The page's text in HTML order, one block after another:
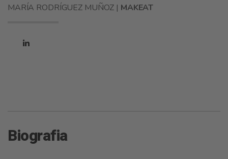
MARÍA RODRÍGUEZ MUÑOZ | MAKEAT
Biografia